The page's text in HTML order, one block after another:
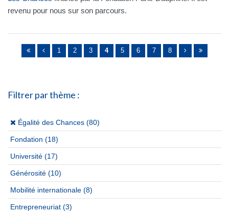
revenu pour nous sur son parcours.
Pages 1 2 3 4 5 6 7 8
Filtrer par thème :
(x)
Égalité des Chances (80)
Fondation (18)
Université (17)
Générosité (10)
Mobilité internationale (8)
Entrepreneuriat (3)